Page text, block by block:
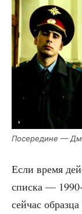
Посе­ре­дине —
Если вре­мя
спис­ка —
сей­час